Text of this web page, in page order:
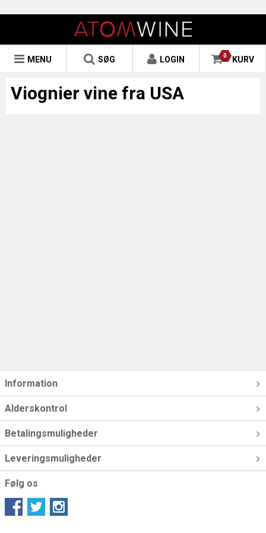
0 KURV
LOGIN
SØG
MENU
Viognier vine fra USA
Information
Alderskontrol
Betalingsmuligheder
Leveringsmuligheder
Følg os